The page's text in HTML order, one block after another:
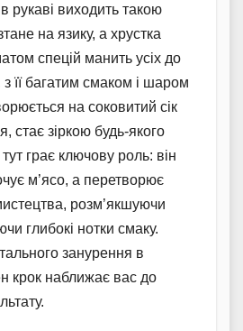
рукаві виходить такою
на язику, а хрустка
спецій манить усіх до
її багатим смаком і шаром
на соковитий сік
стає зіркою будь-якого
грає ключову роль: він
м’ясо, а перетворює
розм’якшуючи
глибокі нотки смаку.
занурення в
крок наближає вас до